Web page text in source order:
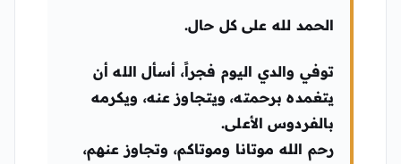
الحمد لله على كل حال.
توفي والدي اليوم فجراً، أسأل الله أن
يتغمده برحمته، ويتجاوز عنه، ويكرمه
بالفردوس الأعلى.
رحم الله موتانا وموتاكم، وتجاوز عنهم،